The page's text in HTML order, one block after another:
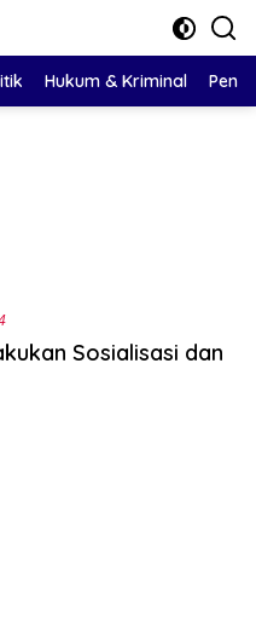
Hukum & Kriminal
Sosialisasi dan